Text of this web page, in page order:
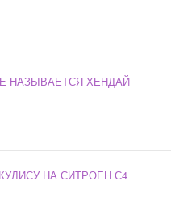
НАЗЫВАЕТСЯ ХЕНДАЙ
НА СИТРОЕН С4